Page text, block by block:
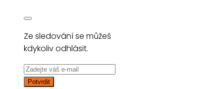
Ze sledování se můžeš
kdykoliv odhlásit.